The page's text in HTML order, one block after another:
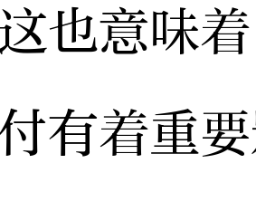
也意味
有着重